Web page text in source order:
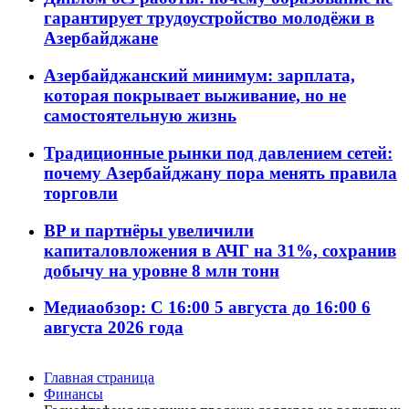
гарантирует трудоустройство молодёжи в
Азербайджане
Азербайджанский минимум: зарплата,
которая покрывает выживание, но не
самостоятельную жизнь
Традиционные рынки под давлением сетей:
почему Азербайджану пора менять правила
торговли
BP и партнёры увеличили
капиталовложения в АЧГ на 31%, сохранив
добычу на уровне 8 млн тонн
Медиаобзор: С 16:00 5 августа до 16:00 6
августа 2026 года
Главная страница
Финансы